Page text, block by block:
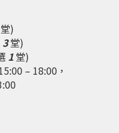
堂)
3堂)
1 堂)
– 18:00，